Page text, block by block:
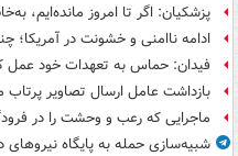
پزشکیان: اگر تا امروز مانده‌ایم،
ادامه ناامنی و خشونت در آمریکا؛
فیدان: حماس به تعهدات خود عمل
بازداشت عامل ارسال تصاویر
ماجرایی که رعب و وحشت را در
شبیه‌سازی حمله به پایگاه نیروهای